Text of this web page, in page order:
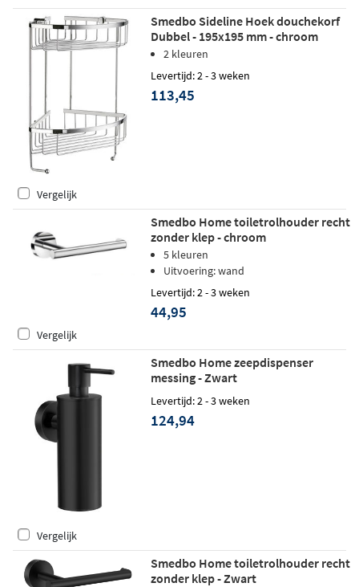
Smedbo Sideline Hoek douchekorf
Dubbel - 195x195 mm - chroom
2 kleuren
Levertijd: 2 - 3 weken
113,45
Vergelijk
Smedbo Home toiletrolhouder recht
zonder klep - chroom
5 kleuren
Uitvoering: wand
Levertijd: 2 - 3 weken
44,95
Vergelijk
Smedbo Home zeepdispenser
messing - Zwart
Levertijd: 2 - 3 weken
124,94
Vergelijk
Smedbo Home toiletrolhouder recht
zonder klep - Zwart